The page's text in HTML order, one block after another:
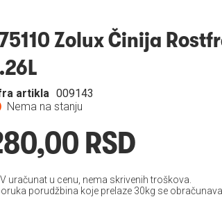
Zolux Činija
Nema na stanju
artikla 009143
RSD
uračunat u cenu, nema skrivenih troškova.
porudžbina koje prelaze 30kg se